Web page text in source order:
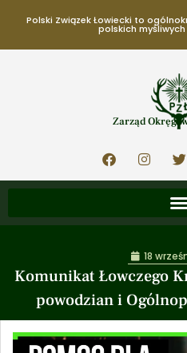
Polski Związek Łowiecki to
polskich myśliwych
Zarząd
Komunikat Łowczego
powodzian i
18